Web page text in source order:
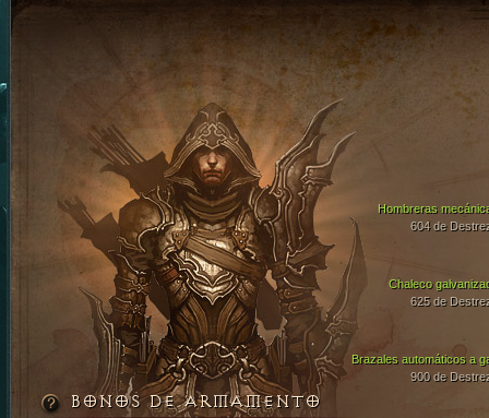
Chaleco
625 de
Brazales automáticos a
900 de
Hombreras
604 de
BONOS DE ARMAMENTO